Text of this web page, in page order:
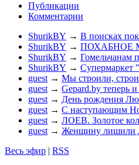
Публикации
Комментарии
ShurikBY → В поисках
ShurikBY → ПОХАБНОЕ
ShurikBY → Гомельчанам
ShurikBY → Супермаркет
guest → Мы строили,
guest → Gepard.by теперь
guest → День рождения
guest → С наступающим
guest → ЛОЕВ. Золотое
guest → Женщину лишили
Весь эфир | RSS